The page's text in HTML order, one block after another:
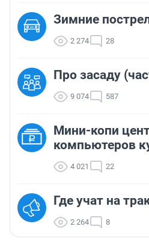
Зимние
2 274 28
Про засаду
9 074 587
Мини-копи
компьютеров
4 021 22
Где учат на
2 264 8